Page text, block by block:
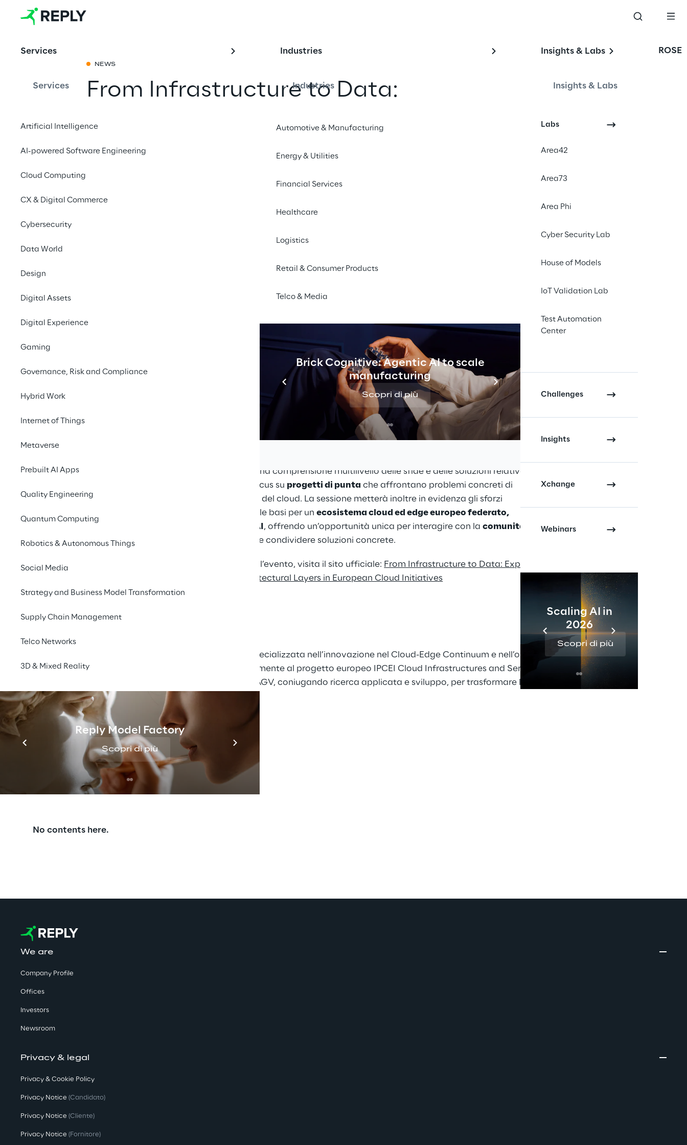
Services
Services
Artificial Intelligence
AI-powered Software Engineering
Cloud Computing
CX & Digital Commerce
Cybersecurity
Data World
Design
Digital Assets
Digital Experience
Gaming
Governance, Risk and Compliance
Hybrid Work
Internet of Things
Metaverse
Prebuilt AI Apps
Quality Engineering
Quantum Computing
Robotics & Autonomous Things
Social Media
Strategy and Business Model Transformation
Supply Chain Management
Telco Networks
3D & Mixed Reality
Reply Model Factory
Scopri di più
Industries
Industries
Automotive & Manufacturing
Energy & Utilities
Financial Services
Healthcare
Logistics
Retail & Consumer Products
Telco & Media
Brick Cognitive: Agentic AI to scale
manufacturing
Scopri di più
Insights & Labs
Insights & Labs
Labs
Area42
Area73
Area Phi
Cyber Security Lab
House of Models
IoT Validation Lab
Test Automation
Center
Challenges
Insights
Xchange
Webinars
Scaling AI in
2026
Scopri di più
ROSE
NEWS
From Infrastructure to Data:
Architectural Layers in European
Cloud Initiatives
dell’ecosistema
Progettato come una conversazione strutturata e interattiva, il webinar metterà in luce
approfondimenti pratici, esempi reali e opportunità di collaborazione futura in linea con le
15:30, Gabriele Lospotodi Adeptic Reply terrà un intervento lampo intitolato “Data Layer:
.” La presentazione affronterà il tema
per garantire uno scambio di dati sicuro e
I partecipanti acquisiranno una comprensione multilivello delle sfide e delle soluzioni relative
all’interoperabilità, con un focus su progetti di punta che affrontano problemi concreti di
integrazione nei diversi strati del cloud. La sessione metterà inoltre in evidenza gli sforzi
collaborativi che rafforzano le basi per unecosistema cloud ed edge europeo federato,
sostenibile e nativamente AI , offrendo un’opportunità unica per interagire con lacomunità AI
internazionale e condividere soluzioni concrete.
Per maggiori informazioni sull’evento, visita il sito ufficiale: From Infrastructure to Data: Exploring
Interoperability Across Architectural Layers in European Cloud Initiatives
Adeptic Reply
è la società del gruppo Reply specializzata nell’innovazione nel Cloud-Edge Continuum e nell’orchestrazione per la
robotica e i veicoli autonomi. Partecipa attivamente al progetto europeo IPCEI Cloud Infrastructures and Services, con focus su
Cloud computing @edge, FTTX-ORAN e ASP4AGV, coniugando ricerca applicata e sviluppo, per trasformare le tecnologie più
avanzate in soluzioni industriali concrete.
Discover more
No contents here.
We are
Company Profile
Offices
Investors
Newsroom
Privacy & legal
Privacy & Cookie Policy
Privacy Notice (Candidato)
Privacy Notice (Cliente)
Privacy Notice (Fornitore)